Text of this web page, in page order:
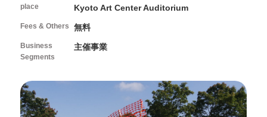
What kind of place is Kyoto Art Center?
Mission / Administrative structure
Information on Collaborative Projects
News
Contact Us
Browsing Assistance
official social media account
place Kyoto Art Center Auditorium
Fees & Others 無料
Business
Segments
主催事業